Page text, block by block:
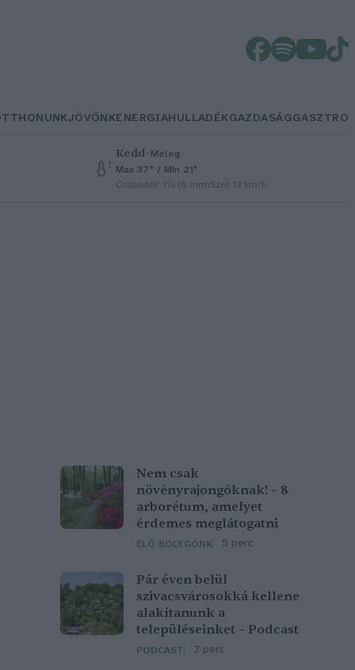
JÖVŐNKENERGIAHULLADÉKGAZDASÁGGASZTRO
Kedd–Meleg
Max 37° / Min 21°
Csapadék: 1% (0 mm)Szél: 13 km/h
Nem csak
növényrajongóknak! – 8
arborétum, amelyet
érdemes meglátogatni
ÉLŐ BOLYGÓNK 5 perc
Pár éven belül
szivacsvárosokká kellene
alakítanunk a
településeinket – Podcast
PODCAST 2 perc